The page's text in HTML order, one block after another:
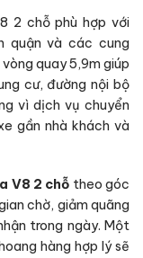
2 chỗ phù hợp với
quận và các cung
quay 5,9m giúp
cư, đường nội bộ
vì dịch vụ chuyển
gần nhà khách và
V8 2 chỗ theo góc
chờ, giảm quãng
trong ngày. Một
hàng hợp lý sẽ